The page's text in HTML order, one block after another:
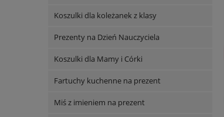
Koszulki dla koleżanek z klasy
Prezenty na Dzień Nauczyciela
Koszulki dla Mamy i Córki
Fartuchy kuchenne na prezent
Miś z imieniem na prezent